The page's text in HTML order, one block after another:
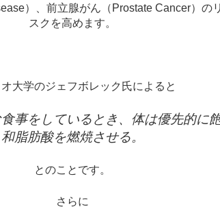
）、前立腺がん（Prostate Cancer）のリ
スクを高めます。
大学のジェフボレック氏によると
事をしているとき、体は優先的に
和脂肪酸を燃焼させる。
とのことです。
さらに